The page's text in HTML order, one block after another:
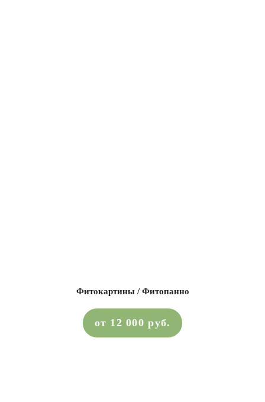
Фитокартины / Фитопанно
от 12 000 руб.